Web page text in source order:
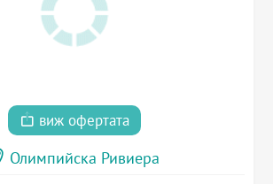
виж офертата
Олимпийска Ривиера